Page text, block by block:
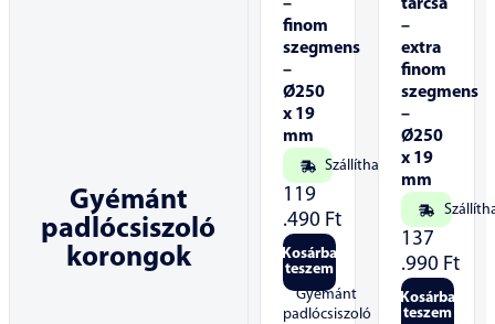
Gyémánt
padlócsiszoló
korongok
–
finom
szegmens
–
Ø250
x 19
mm
Szállítható
119
.490 Ft
Kosárba
teszem
Gyémánt
padlócsiszoló
tárcsa
–
extra
finom
szegmens
–
Ø250
x 19
mm
137
.990 Ft
Kosárba
teszem